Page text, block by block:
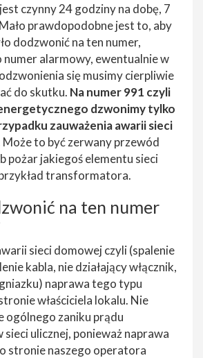
czynny 24 godziny na dobę, 7
prawdopodobne jest to, aby
dodzwonić na ten numer,
numer alarmowy, ewentualnie w
się musimy cierpliwie
do skutku. Na numer 991 czyli
dzwonimy tylko
zauważenia awarii sieci
Może to być zerwany przewód
pożar jakiegoś elementu sieci
transformatora.
na ten numer
sieci domowej czyli (spalenie
kabla, nie działający włącznik,
naprawa tego typu
właściciela lokalu. Nie
ogólnego zaniku prądu
ulicznej, ponieważ naprawa
stronie naszego operatora